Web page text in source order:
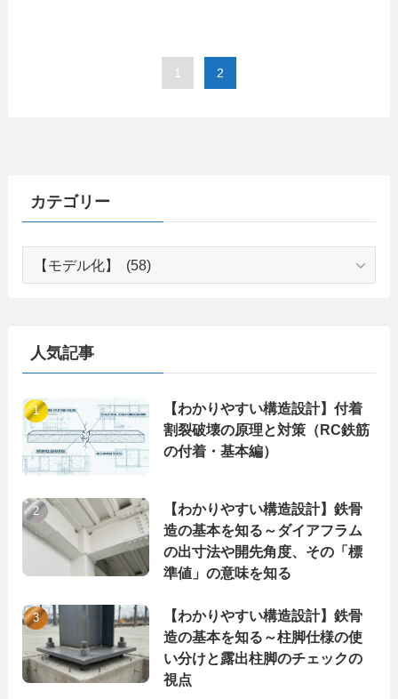
1 2
カテゴリー
人気記事
【わかりやすい構造設計】付着
割裂破壊の原理と対策（RC鉄筋
の付着・基本編）
【わかりやすい構造設計】鉄骨
造の基本を知る～ダイアフラム
の出寸法や開先角度、その「標
準値」の意味を知る
【わかりやすい構造設計】鉄骨
造の基本を知る～柱脚仕様の使
い分けと露出柱脚のチェックの
視点